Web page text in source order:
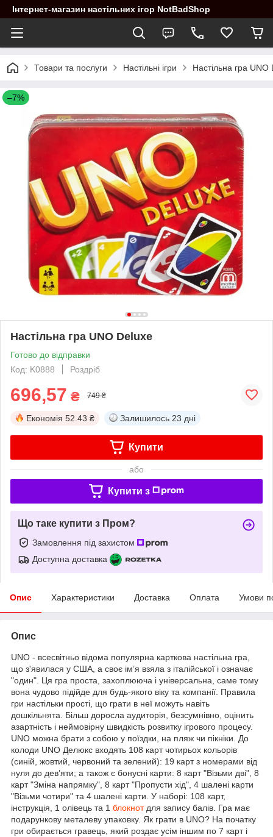
Інтернет-магазин настільних ігор NotBadShop
Товари та послуги Настільні ігри Настільна гра UNO
–7%
Настільна гра UNO Deluxe
Готово до відправки
Код: K0888
Роздріб
696,57 ₴ 749 ₴
Економія 52.43 ₴ Залишилось 23 дні
Купити
або
Купити з
Що таке купити з Пром?
Замовлення під захистом
Доступна доставка
Опис Характеристики Доставка Оплата Умови
Опис
UNO - всесвітньо відома популярна карткова настільна гра,
що з'явилася у США, а своє ім’я взяла з італійської і означає
"один". Ця гра проста, захоплююча і універсальна, саме тому
вона чудово підійде для будь-якого віку та компанії. Правила
гри настільки прості, що грати в неї можуть навіть
дошкільнята. Більш доросла аудиторія, безсумнівно, оцінить
азартність і неймовірну швидкість розвитку ігрового процесу.
UNO можна брати з собою у поїздки, на пляж чи пікніки. До
колоди UNO Делюкс входять 108 карт чотирьох кольорів
(синій, жовтий, червоний та зелений): 19 карт з номерами від
нуля до дев’яти; а також є бонусні карти: 8 карт "Візьми дві", 8
карт "Зміна напрямку", 8 карт "Пропусти хід", 4 шалені карти
"Візьми чотири" та 4 шалені карти. У наборі: 108 карт,
інструкція, 1 олівець та 1 блокнотдля запису балів. Гра має
подарункову металеву упаковку. Як грати в UNO? На початку
гри обирається гравець, який роздає усім іншим по 7 карт і